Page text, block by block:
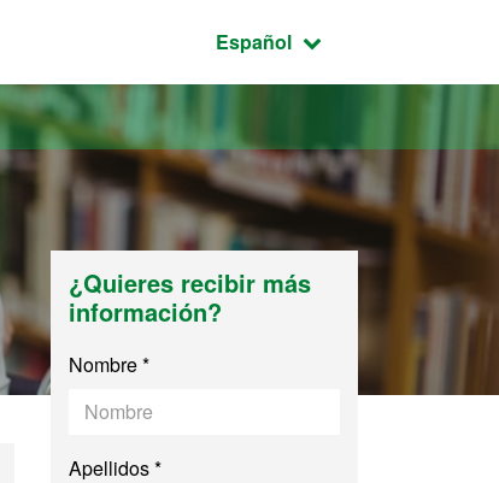
Idioma seleccionado:
Español
¿Quieres recibir más
información?
Nombre *
Apellidos *